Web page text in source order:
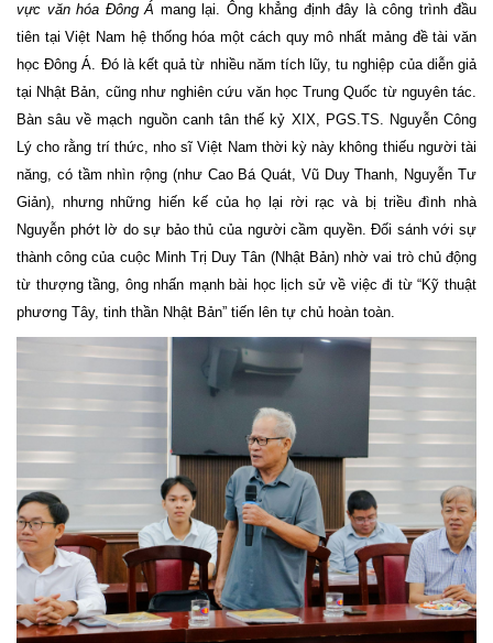
vực văn hóa Đông Á mang lại. Ông khẳng định đây là công trình đầu
tiên tại Việt Nam hệ thống hóa một cách quy mô nhất mảng đề tài văn
học Đông Á. Đó là kết quả từ nhiều năm tích lũy, tu nghiệp của diễn giả
tại Nhật Bản, cũng như nghiên cứu văn học Trung Quốc từ nguyên tác.
Bàn sâu về mạch nguồn canh tân thế kỷ XIX, PGS.TS. Nguyễn Công
Lý cho rằng trí thức, nho sĩ Việt Nam thời kỳ này không thiếu người tài
năng, có tầm nhìn rộng (như Cao Bá Quát, Vũ Duy Thanh, Nguyễn Tư
Giản), nhưng những hiến kế của họ lại rời rạc và bị triều đình nhà
Nguyễn phớt lờ do sự bảo thủ của người cầm quyền. Đối sánh với sự
thành công của cuộc Minh Trị Duy Tân (Nhật Bản) nhờ vai trò chủ động
từ thượng tầng, ông nhấn mạnh bài học lịch sử về việc đi từ “Kỹ thuật
phương Tây, tinh thần Nhật Bản” tiến lên tự chủ hoàn toàn.